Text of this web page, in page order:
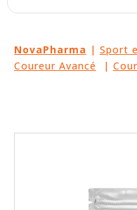
NovaPharma | Sport
Coureur Avancé |
CATÉGORIES
keyboard_arrow_right
MARQUES
keyboard_arrow_right
PACKAGES
keyboard_arrow_right
MOIS-